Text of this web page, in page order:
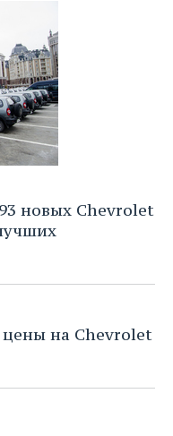
новых Chevrolet
цены на Сhevrolet